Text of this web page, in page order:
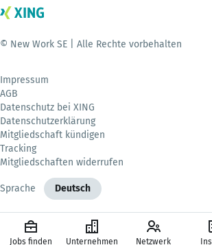
© New Work SE | Alle Rechte vorbehalten
Impressum
AGB
Datenschutz bei XING
Datenschutzerklärung
Mitgliedschaft kündigen
Tracking
Mitgliedschaften widerrufen
Sprache Deutsch
Jobs finden Unternehmen Netzwerk